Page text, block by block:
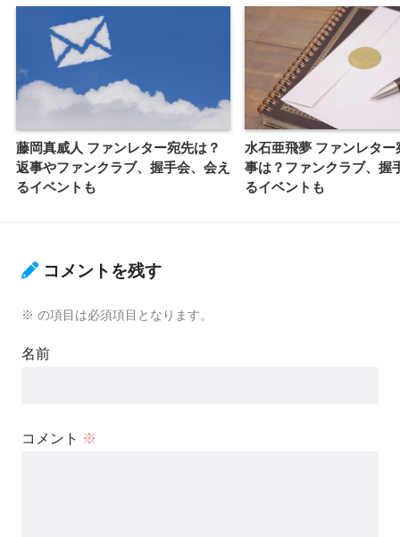
藤岡真威人 ファンレター宛先は？
返事やファンクラブ、握手会、会え
るイベントも
水石亜飛夢 ファンレター
事は？ファンクラブ、握
るイベントも
コメントを残す
※ の項目は必須項目となります。
名前
コメント ※